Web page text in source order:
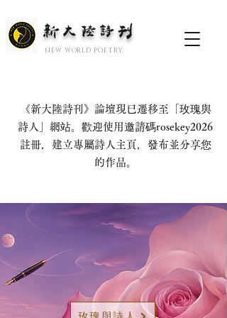
新大陆诗刊
​NEW WORLD POETRY
《新大陸詩刊》論壇現已遷移至「玫瑰與
詩人」網站。歡迎使用邀請碼rosekey2026
註冊，建立專屬詩人主頁，發布並分享您
的作品。